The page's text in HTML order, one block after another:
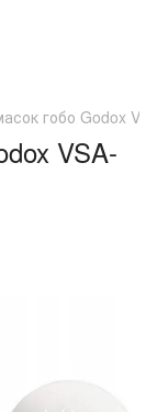
гобо Godox
VSA-